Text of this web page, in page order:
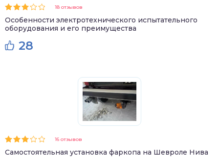
18 отзывов
Особенности электротехнического испытательного
оборудования и его преимущества
28
16 отзывов
Самостоятельная установка фаркопа на Шевроле Нива